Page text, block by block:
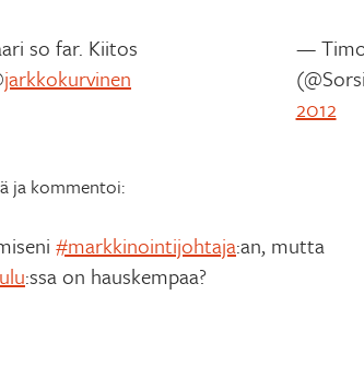
so far. Kiitos
jarkkokurvinen
—
2012
ja kommentoi:
#markkinointijohtaja:an, mutta
:ssa on hauskempaa?